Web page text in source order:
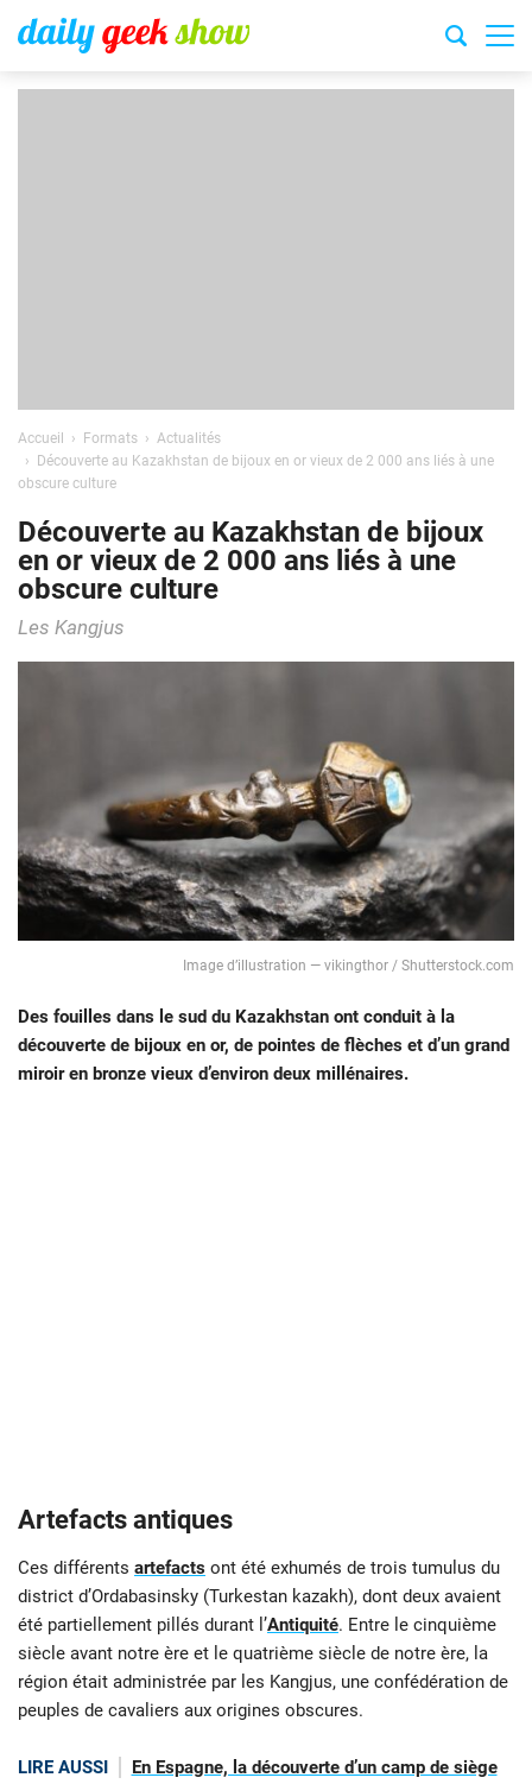
Accueil Formats
Actualités
Découverte au Kazakhstan de bijoux en or vieux de 2 000 ans liés à une
obscure culture
Découverte au Kazakhstan de bijoux
en or vieux de 2 000 ans liés à une
obscure culture
Les Kangjus
Image d’illustration — vikingthor / Shutterstock.com
Des fouilles dans le sud du Kazakhstan ont conduit à la
découverte de bijoux en or, de pointes de flèches et d’un grand
miroir en bronze vieux d’environ deux millénaires.
Artefacts antiques
Ces différents artefacts ont été exhumés de trois tumulus du
district d’Ordabasinsky (Turkestan kazakh), dont deux avaient
été partiellement pillés durant l’Antiquité. Entre le cinquième
siècle avant notre ère et le quatrième siècle de notre ère, la
région était administrée par les Kangjus, une confédération de
peuples de cavaliers aux origines obscures.
LIRE AUSSI
En Espagne, la découverte d’un camp de siège